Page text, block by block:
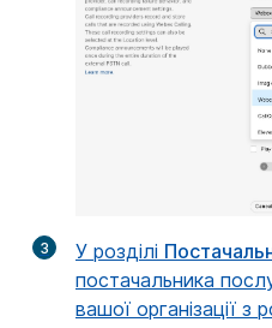
3 У розділі
постачальника
вашої організації з